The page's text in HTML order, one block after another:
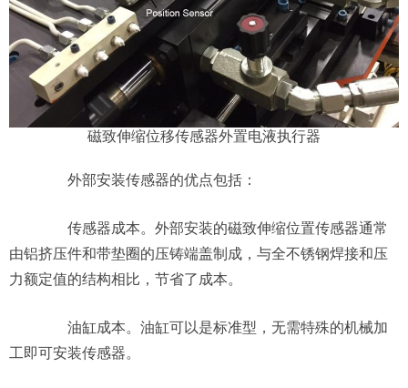
磁致伸缩位移传感器外置电液执行器
外部安装传感器的优点包括：
传感器成本。外部安装的磁致伸缩位置传感器通常
由铝挤压件和带垫圈的压铸端盖制成，与全不锈钢焊接和压
力额定值的结构相比，节省了成本。
油缸成本。油缸可以是标准型，无需特殊的机械加
工即可安装传感器。